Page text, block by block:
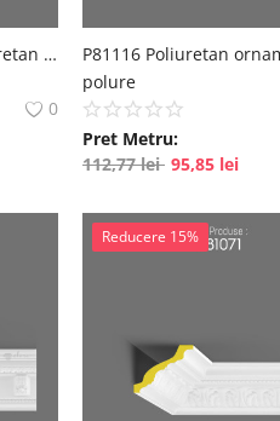
P81143 Decor clasic, poliuretan decorativ
0
polure
Pret Metru:
112,77lei 95,85 lei
Reducere 15%